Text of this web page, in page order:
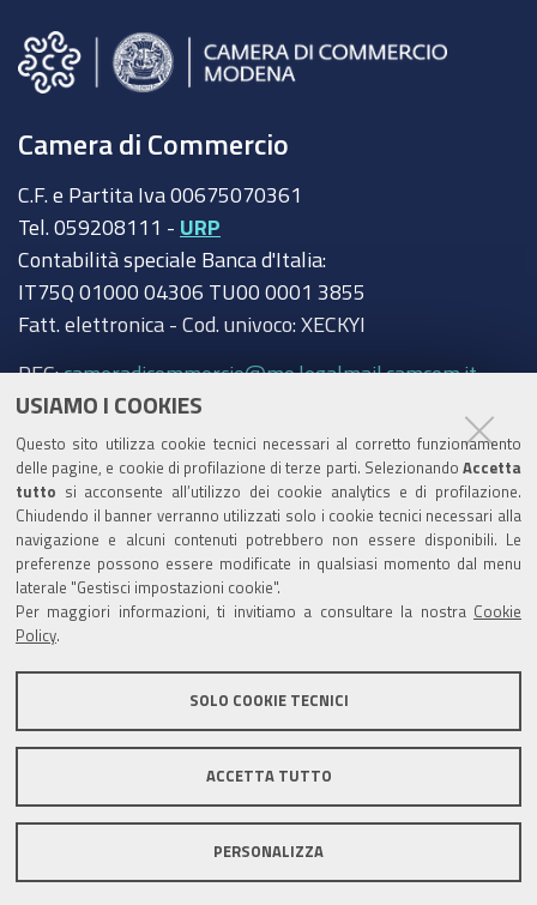
USIAMO I COOKIES
Questo sito utilizza cookie tecnici necessari al corretto funzionamento
delle pagine, e cookie di profilazione di terze parti. Selezionando Accetta
tutto si acconsente all’utilizzo dei cookie analytics e di profilazione.
Chiudendo il banner verranno utilizzati solo i cookie tecnici necessari alla
navigazione e alcuni contenuti potrebbero non essere disponibili. Le
preferenze possono essere modificate in qualsiasi momento dal menu
laterale "Gestisci impostazioni cookie".
Per maggiori informazioni, ti invitiamo a consultare la nostra Cookie
Policy
SOLO COOKIE TECNICI
ACCETTA TUTTO
PERSONALIZZA
Camera di Commercio
C.F. e Partita Iva 00675070361
Tel. 059208111 - URP
Contabilità speciale Banca d'Italia:
IT75Q 01000 04306 TU00 0001 3855
Fatt. elettronica - Cod. univoco: XECKYI
PEC:cameradicommercio@mo.legalmail.camcom.it
Amministrazione trasparente
Albo Camerale
Pubblicità Legale
Area riservata Amministratori
Informativa generale
Informative privacy
Accessibilità
Note legali
Informativa estesa sui cookie
Social media policy